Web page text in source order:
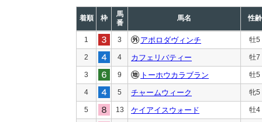
着順 枠
馬
番
馬名 性齢
1 3 アポロダヴィンチ 牡5
2 4 カフェリバティー 牡7
3 9 トーホウカラブラン 牡5
4 5 チャームウィーク 牝5
5 13 ケイアイスウォード 牡4